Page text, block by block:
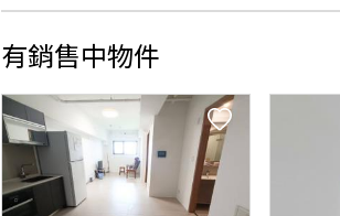
有銷售中物件